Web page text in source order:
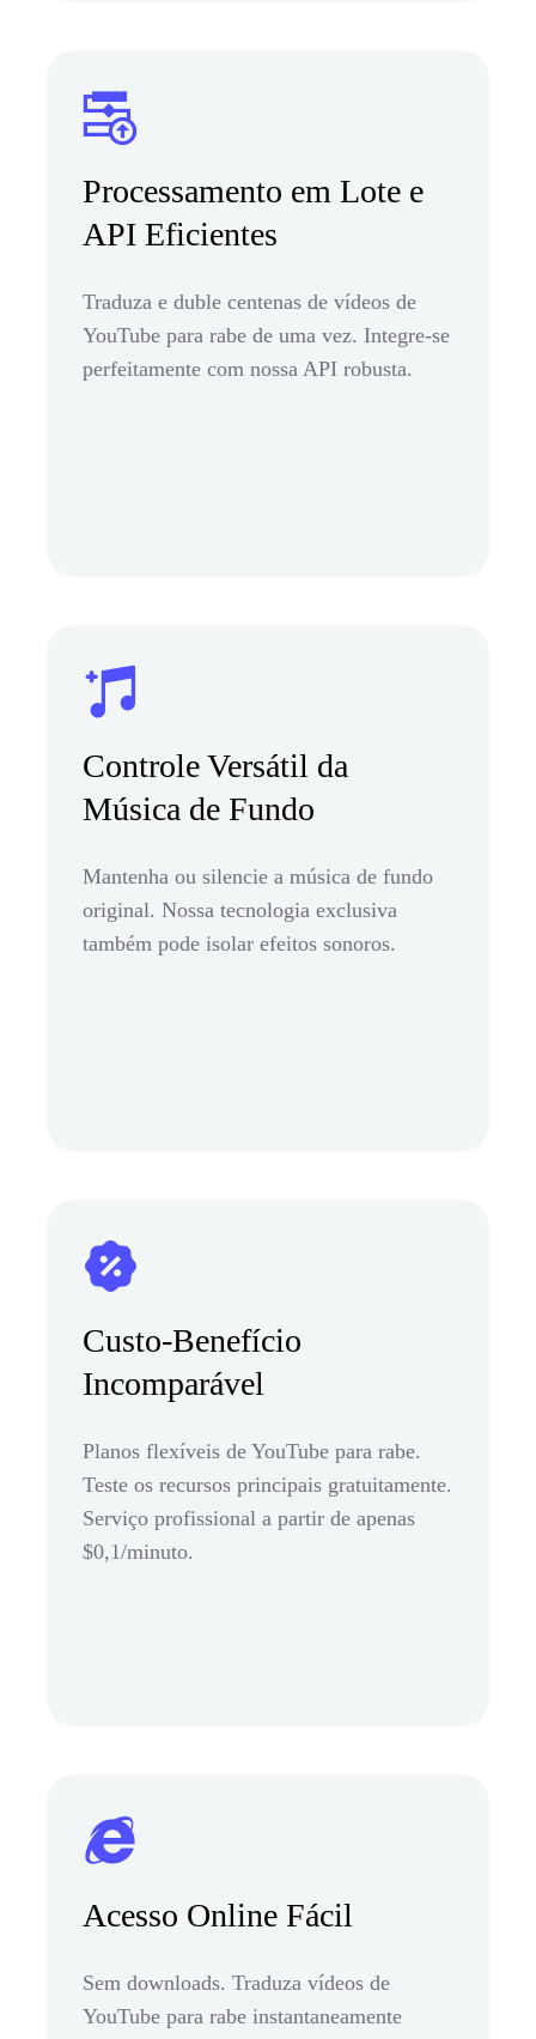
Processamento em Lote e
API Eficientes
Traduza e duble centenas de vídeos de
YouTube para rabe de uma vez. Integre-se
perfeitamente com nossa API robusta.
Controle Versátil da
Música de Fundo
Mantenha ou silencie a música de fundo
original. Nossa tecnologia exclusiva
também pode isolar efeitos sonoros.
Custo-Benefício
Incomparável
Planos flexíveis de YouTube para rabe.
Teste os recursos principais gratuitamente.
Serviço profissional a partir de apenas
$0,1/minuto.
Acesso Online Fácil
Sem downloads. Traduza vídeos de
YouTube para rabe instantaneamente